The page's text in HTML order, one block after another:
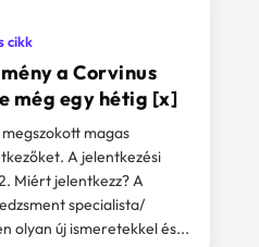
a Corvinus
még egy hétig [x]
cikk
magas
A jelentkezési
Miért jelentkezz? A
specialista/
olyan új ismeretekkel és...